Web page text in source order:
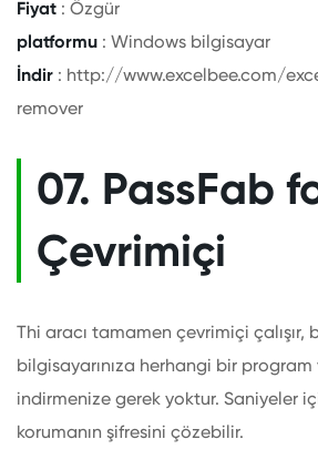
Fiyat : Özgür
platformu : Windows bilgisayar
İndir : http://www.excelbee.com/
remover
07. PassFab
Çevrimiçi
Thi aracı tamamen çevrimiçi çalışır,
bilgisayarınıza herhangi bir
indirmenize gerek yoktur. Saniyeler
korumanın şifresini çözebilir.